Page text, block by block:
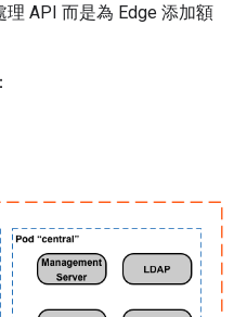
理 API 而是為 Edge 添加額